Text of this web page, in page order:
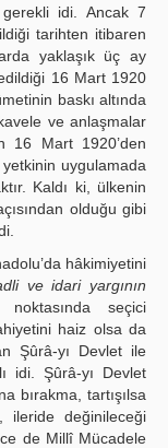
idi. Ancak 7
tarihten itibaren
yaklaşık üç ay
16 Mart 1920
baskı altında
ve anlaşmalar
16 Mart 1920’den
uygulamada
Kaldı ki, ülkenin
olduğu gibi
hâkimiyetini
ve idari yargının
noktasında seçici
haiz olsa da
Şûrâ-yı Devlet ile
idi. Şûrâ-yı Devlet
bırakma, tartışılsa
değinileceği
de Millî Mücadele